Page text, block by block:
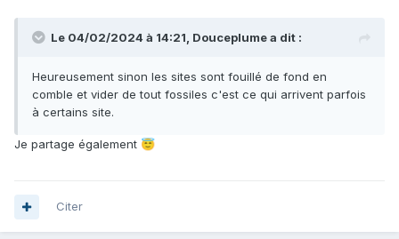
Le 04/02/2024 à 14:21, Douceplumea dit :
Heureusement sinon les sites sont fouillé de fond en
comble et vider de tout fossiles c'est ce qui arrivent parfois
à certains site.
Je partage également 😇
Citer